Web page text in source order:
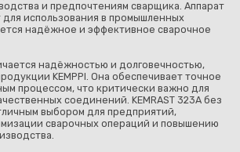
и предпочтениям сварщика. Аппарат
использования в промышленных
надёжное и эффективное сварочное
надёжностью и долговечностью,
KEMPPI. Она обеспечивает точное
процессом, что критически важно для
соединений. KEMRAST 323А без
выбором для предприятий,
сварочных операций и повышению